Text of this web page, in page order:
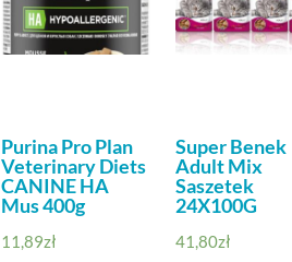
Purina Pro Plan
Veterinary Diets
CANINE HA
Mus 400g
11,89zł
Super Benek
Adult Mix
Saszetek
24X100G
41,80zł